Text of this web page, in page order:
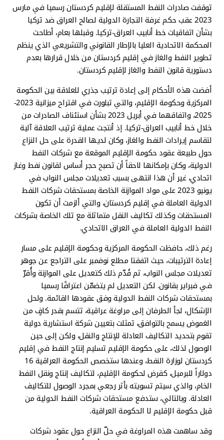
توقفت صادرات النفط المستقلة لإقليم كردستان رسميا في مارس
2023 عقب حكم غرفة التجارة الدولية لصالح العراق ضد تركيا
بشأن اتفاقيات خط أنابيب العراق-تركيا. وقبلها بعام، أطاحت
المحكمة الاتحادية العليا بالإطار القانوني والتشريعي الذي ينظم
تطوير النفط والغاز في إقليم كردستان من خلال قرارها بعدم
دستورية قانون النفط والغاز لإقليم كردستان.
أفضت هذه الأحكام إلى إعادة ترتيب جذري للعلاقة بين الحكومة
المركزية وحكومة الإقليم، والتي تبلورت في اقتراح ميزانية 2023-
2025، واتفاقهما في أبريل 2023 بشأن استئناف الصادرات من
خلال خط أنابيب العراق-تركيا. إذ أنتجت عملية ترتيب العلاقة آلية
لتقاسم إيرادات النفط والغاز، وكان لديها القدرة على حل النزاع
حول طبيعة عقود حكومة الإقليم الموقعة مع شركات النفط
الدولية، وكان بإمكانها لاحقاً أن تصبح حجر أساس لقانون نفط وغاز
اتحادي، غير أن هذا انتهى بسبب تعديلات مجلس النواب في
يونيو 2023 على مواد الموازنة الخاصة بمستحقات شركات النفط
الدولية العاملة في إقليم كردستان، والتي ألزمت أن تكون
المستحقات وكذلك تكاليف النقل متماثلة مع تلك الخاصة بشركات
النفط الدولية العاملة في العراق الاتحادي.
رغم ذلك، حافظت الحكومة المركزية وحكومة الإقليم على مسار
إعادة الترتيبات، حيث اتفقتا مطلع نوفمبر على التراجع عن جوهر
تعديلات مجلس النواب، ثم قُدّم ذلك كتعديل على الموازنة وأُقرّ
في فبراير بقانون. لكن التعديل لم يتضمّن اعترافًا رسميا
بمستحقات شركات النفط الدولية وفق عقودها القائمة. ولحل
الإشكال، لجأ الطرفان إلى مراوغة عراقية، تتسم بقدر كافٍ من
الغموض يسمح بالتوافق، تمثلت بتعيين شركة استشارية دولية
تقوم بتحديد التكاليف العادلة للإنتاج والنقل، ولكن إلى حين
الوصول لذلك، على حكومة الإقليم تسليم إنتاج النفط في إقليم
كردستان لوزارة النفط، وعندها ستخصص الحكومة العراقية 16
دولاراً للبرميل، كقرض لحكومة الإقليم، لتكاليف إنتاج ونقل النفط
الخام، والذي سيتم تسويته بأثر رجعي بمجرد الوصول للتكاليف
العادلة. وبالتالي، ستدفع مستحقات شركات النفط الدولية من
قبل حكومة الإقليم لا الحكومة العراقية.
وقد ساهمت هذه المراوغة في حلّ النزاع حول عقود شركات